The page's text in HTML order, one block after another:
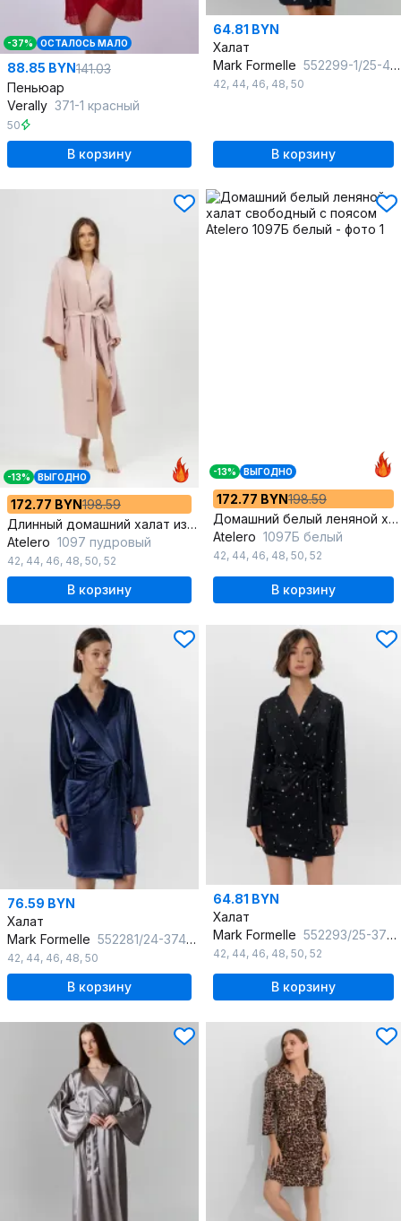
-37% ОСТАЛОСЬ МАЛО
88.85 BYN141.03
Пеньюар
Verally 371-1 красный
50
В корзину
64.81 BYN
Халат
Mark Formelle 552299-1/25-43151ПП-1 розочки_на_черном
42, 44, 46, 48, 50
В корзину
-13% ВЫГОДНО
172.77 BYN198.59
Длинный домашний халат из мягкого льна
Atelero 1097 пудровый
42, 44, 46, 48, 50, 52
В корзину
-13% ВЫГОДНО
172.77 BYN198.59
Домашний белый леняной халат свободный с поясом
Atelero 1097Б белый
42, 44, 46, 48, 50, 52
В корзину
76.59 BYN
Халат
Mark Formelle 552281/24-37416Ц-3 ночное_небо
42, 44, 46, 48, 50
В корзину
64.81 BYN
Халат
Mark Formelle 552293/25-37511ПП-3 звезды_на_черном
42, 44, 46, 48, 50, 52
В корзину